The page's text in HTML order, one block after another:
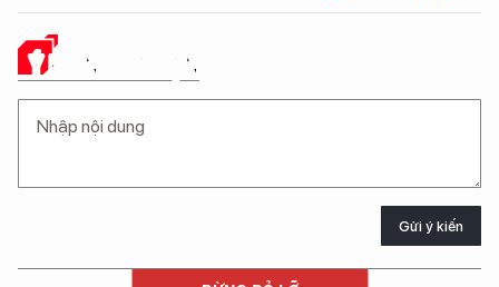
Ý KIẾN CỦA BẠN
Gửi ý kiến